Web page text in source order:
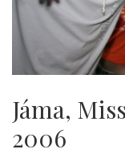
Jáma,
2006